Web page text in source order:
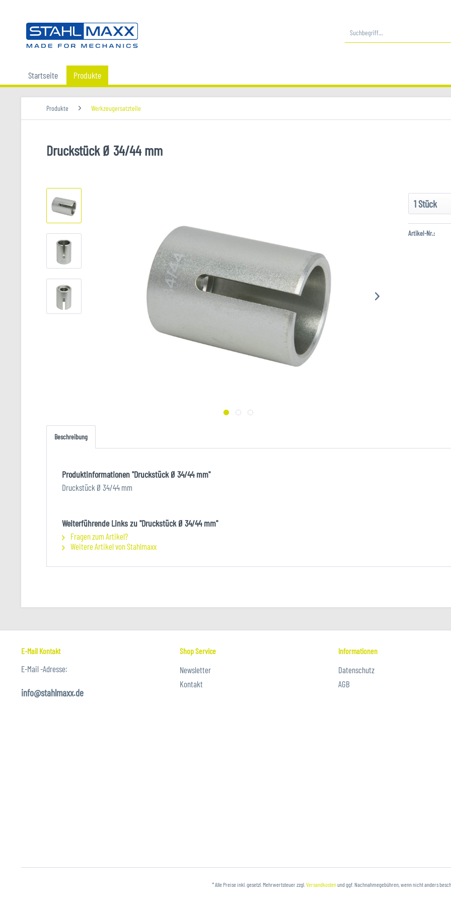
Startseite Produkte
Produkte Werkzeugersatzteile
Druckstück Ø 34/44 mm
Artikel-Nr.:
Beschreibung
Produktinformationen "Druckstück Ø 34/44 mm"
Druckstück Ø 34/44 mm
Weiterführende Links zu "Druckstück Ø 34/44 mm"
Fragen zum Artikel?
Weitere Artikel von Stahlmaxx
E-Mail Kontakt
E-Mail -Adresse:
info@stahlmaxx.de
Shop Service
Newsletter
Kontakt
Informationen
Datenschutz
AGB
* Alle Preise inkl. gesetzl. Mehrwertsteuer zzgl. Versandkostenund ggf. Nachnahmegebühren, wenn nicht anders